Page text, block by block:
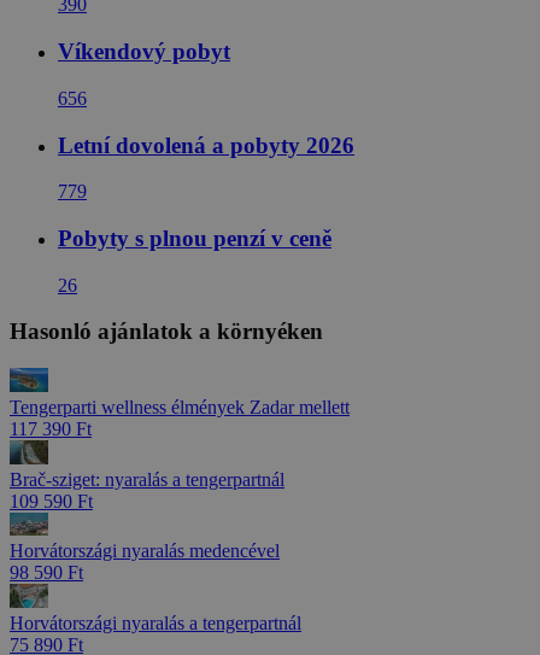
390
Víkendový pobyt
656
Letní dovolená a pobyty 2026
779
Pobyty s plnou penzí v ceně
26
Hasonló ajánlatok a környéken
Tengerparti wellness élmények Zadar mellett
117 390 Ft
Brač-sziget: nyaralás a tengerpartnál
109 590 Ft
Horvátországi nyaralás medencével
98 590 Ft
Horvátországi nyaralás a tengerpartnál
75 890 Ft